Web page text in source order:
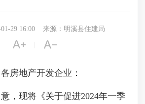
29 16:00 来源：明溪县住建局
 
房地产开发企业：
现将《关于促进2024年一季